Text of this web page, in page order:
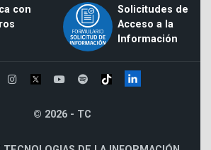
con
Solicitudes de
Acceso a la
Información
© 2026 - TC